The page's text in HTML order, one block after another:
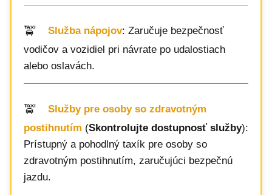
Služba nápojov: Zaručuje bezpečnosť
vodičov a vozidiel pri návrate po udalostiach
alebo oslavách.
Služby pre osoby so zdravotným
postihnutím (Skontrolujte dostupnosť služby):
Prístupný a pohodlný taxík pre osoby so
zdravotným postihnutím, zaručujúci bezpečnú
jazdu.